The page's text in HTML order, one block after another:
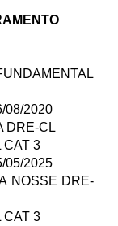
08/2020
DRE-CL
CAT 3
05/2025
NOSSE DRE-
CAT 3